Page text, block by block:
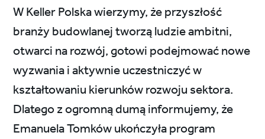
W Keller Polska wierzymy, że przyszłość
branży budowlanej tworzą ludzie ambitni,
otwarci na rozwój, gotowi podejmować nowe
wyzwania i aktywnie uczestniczyć w
kształtowaniu kierunków rozwoju sektora.
Dlatego z ogromną dumą informujemy, że
Emanuela Tomków ukończyła program